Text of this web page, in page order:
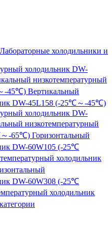
Лабораторные холодильники и
холодильник DW-
низкотемпературный
-45℃) Вертикальный
DW-45L158 (-25℃～-45℃)
холодильник DW-
низкотемпературный
～-65℃) Горизонтальный
DW-60W105 (-25℃
холодильник
DW-60W308 (-25℃
холодильник